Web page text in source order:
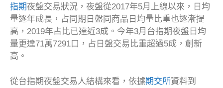
指期夜盤交易狀況，夜盤從2017年5月上線以來，日均
量逐年成長，占同期日盤同商品日均量比重也逐漸提
高，2019年占比已達近3成。今年3月台指期夜盤日均
量更達71萬7291口，占日盤交易比重超過5成，創新
高。
從台指期夜盤交易人結構來看，依據期交所資料到